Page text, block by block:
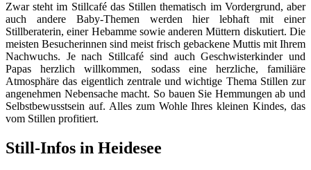
Zwar steht im Stillcafé das Stillen thematisch im Vordergrund, aber
auch andere Baby-Themen werden hier lebhaft mit einer
Stillberaterin, einer Hebamme sowie anderen Müttern diskutiert. Die
meisten Besucherinnen sind meist frisch gebackene Muttis mit Ihrem
Nachwuchs. Je nach Stillcafé sind auch Geschwisterkinder und
Papas herzlich willkommen, sodass eine herzliche, familiäre
Atmosphäre das eigentlich zentrale und wichtige Thema Stillen zur
angenehmen Nebensache macht. So bauen Sie Hemmungen ab und
Selbstbewusstsein auf. Alles zum Wohle Ihres kleinen Kindes, das
vom Stillen profitiert.
Still-Infos in Heidesee